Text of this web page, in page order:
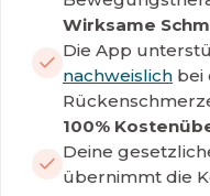
Wirksame
Die App
nachweislich bei
100%
Deine
übernimmt die